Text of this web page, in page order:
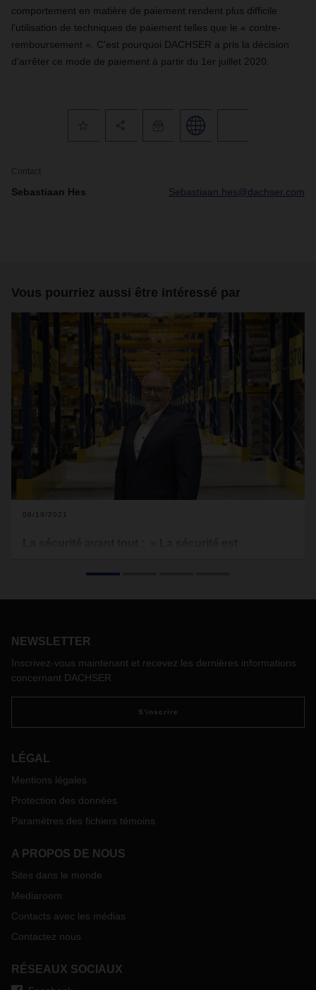
comportement en matière de paiement rendent plus difficile
l'utilisation de techniques de paiement telles que le « contre-
remboursement ». C’est pourquoi DACHSER a pris la décision
d’arrêter ce mode de paiement à partir du 1er juillet 2020.
Contact
Sebastiaan Hes Sebastiaan.hes@dachser.com
Vous pourriez aussi être intéressé par
08/19/2021
l'intégration les plus intelligentes de services de réseaux
également responsable de la sécurité dans le Benelux,
NEWSLETTER
Inscrivez-vous maintenant et recevez les dernières informations
concernant DACHSER
S'inscrire
LÉGAL
Mentions légales
Protection des données
Paramètres des fichiers témoins
A PROPOS DE NOUS
Sites dans le monde
Mediaroom
Contacts avec les médias
Contactez nous
RÉSEAUX SOCIAUX